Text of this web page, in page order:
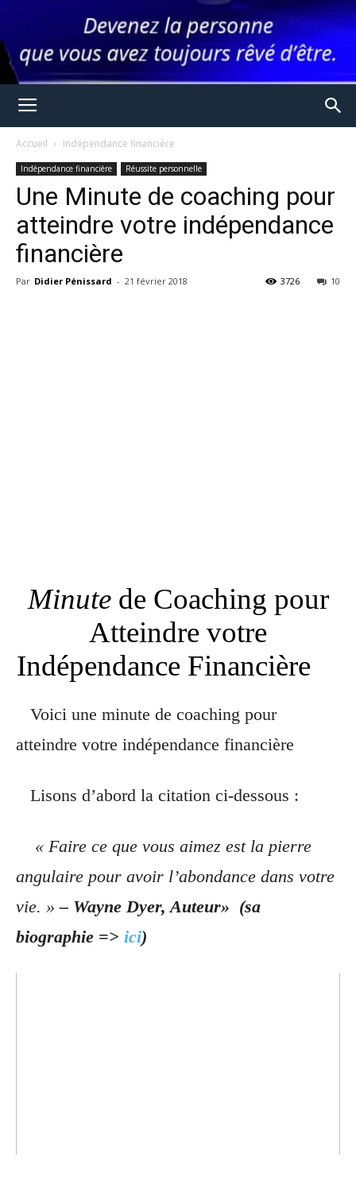
Accueil Indépendance financière
Indépendance financière Réussite personnelle
Une Minute de coaching pour
atteindre votre indépendance
financière
Par Didier Pénissard - 21 février 2018 10
3726
Minutede Coaching pour
Atteindre votre
Indépendance Financière
Voici une minute de coaching pour
atteindre votre indépendance financière
Lisons d’abord la citation ci-dessous :
« Faire ce que vous aimez est la pierre
angulaire pour avoir l’abondance dans votre
vie. »– Wayne Dyer, Auteur» (sa
biographie => ici)